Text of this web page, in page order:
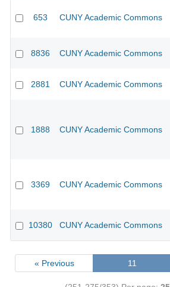
653 CUNY Academic Commons
8836 CUNY Academic Commons
2881 CUNY Academic Commons
1888 CUNY Academic Commons
3369 CUNY Academic Commons
10380 CUNY Academic Commons
« Previous 11